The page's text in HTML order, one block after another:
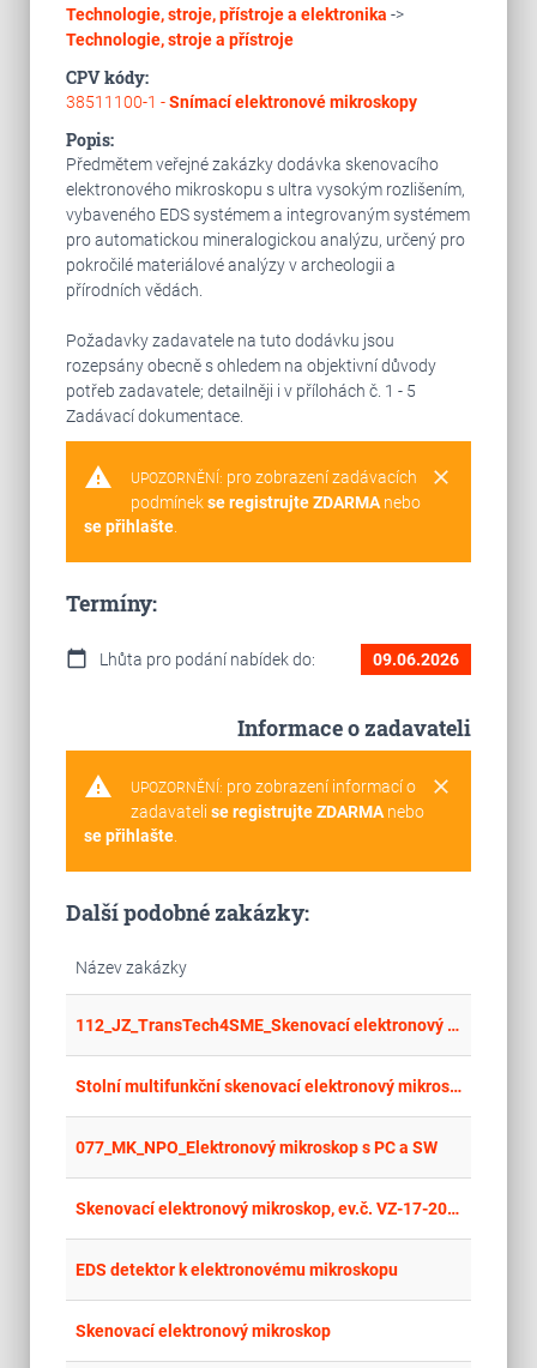
Technologie, stroje, přístroje a elektronika ->
Technologie, stroje a přístroje
CPV kódy:
38511100-1 -Snímací elektronové mikroskopy
Popis:
Předmětem veřejné zakázky dodávka skenovacího
elektronového mikroskopu s ultra vysokým rozlišením,
vybaveného EDS systémem a integrovaným systémem
pro automatickou mineralogickou analýzu, určený pro
pokročilé materiálové analýzy v archeologii a
přírodních vědách.
Požadavky zadavatele na tuto dodávku jsou
rozepsány obecně s ohledem na objektivní důvody
potřeb zadavatele; detailněji i v přílohách č. 1 - 5
Zadávací dokumentace.
warning clear
UPOZORNĚNÍ: pro zobrazení zadávacích
podmínekse registrujte ZDARMAnebo
se přihlašte.
Termíny:
calendar_today Lhůta pro podání nabídek do: 09.06.2026
Informace o zadavateli
warning clear
UPOZORNĚNÍ: pro zobrazení informací o
zadavateli se registrujte ZDARMAnebo
se přihlašte.
Další podobné zakázky:
Název zakázky
112_JZ_TransTech4SME_Skenovací elektronový mikroskop s ultravysokým rozlišením, xenonovým plasmovým fokusovaným iontovým svazkem a mikroanalytickými detektory
Stolní multifunkční skenovací elektronový mikroskop
077_MK_NPO_Elektronový mikroskop s PC a SW
Skenovací elektronový mikroskop, ev.č. VZ-17-2024
EDS detektor k elektronovému mikroskopu
Skenovací elektronový mikroskop